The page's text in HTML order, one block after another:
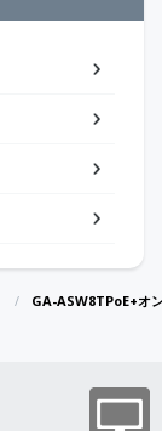
GA-ASW8TPoE+オ